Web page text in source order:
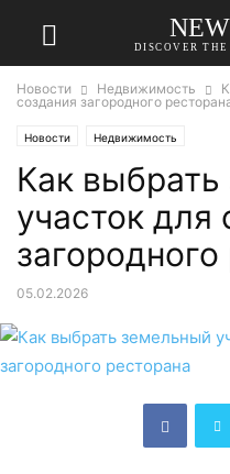
DISCOVER
Новости Недвижимость
создания загородного
Новости Недвижимость
Как
участок для
05.02.2026